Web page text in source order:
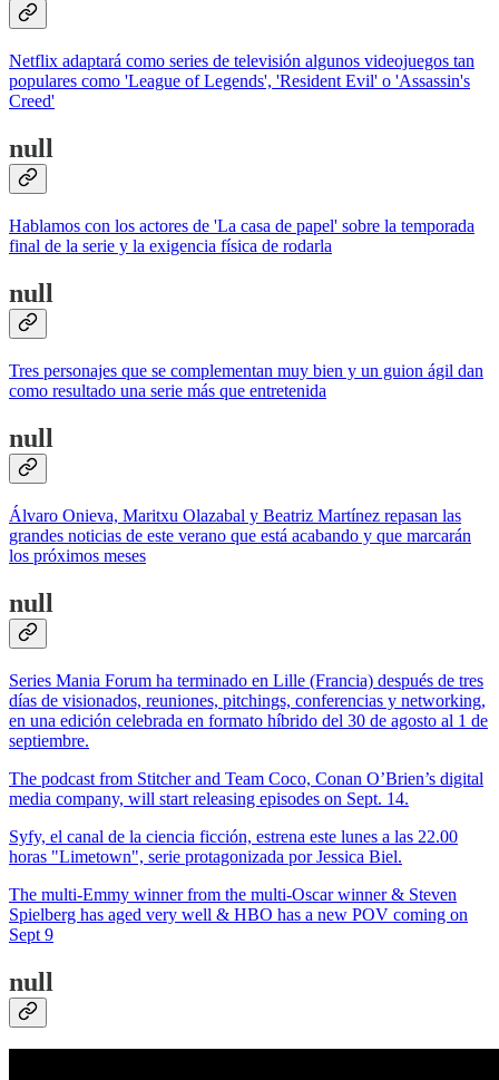
Netflix adaptará como series de televisión algunos videojuegos tan
populares como 'League of Legends', 'Resident Evil' o 'Assassin's
Creed'
null
Hablamos con los actores de 'La casa de papel' sobre la temporada
final de la serie y la exigencia física de rodarla
null
Tres personajes que se complementan muy bien y un guion ágil dan
como resultado una serie más que entretenida
null
Álvaro Onieva, Maritxu Olazabal y Beatriz Martínez repasan las
grandes noticias de este verano que está acabando y que marcarán
los próximos meses
null
Series Mania Forum ha terminado en Lille (Francia) después de tres
días de visionados, reuniones, pitchings, conferencias y networking,
en una edición celebrada en formato híbrido del 30 de agosto al 1 de
septiembre.
The podcast from Stitcher and Team Coco, Conan O’Brien’s digital
media company, will start releasing episodes on Sept. 14.
Syfy, el canal de la ciencia ficción, estrena este lunes a las 22.00
horas "Limetown", serie protagonizada por Jessica Biel.
The multi-Emmy winner from the multi-Oscar winner & Steven
Spielberg has aged very well & HBO has a new POV coming on
Sept 9
null